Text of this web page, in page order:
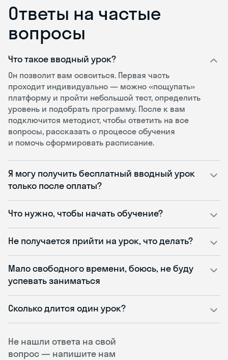
Ответы на частые
вопросы
Не нашли ответа на свой
вопрос — напишите нам
Что такое вводный урок?
Он позволит вам освоиться. Первая часть
проходит индивидуально — можно «пощупать»
платформу и пройти небольшой тест, определить
уровень и подобрать программу. После к вам
подключится методист, чтобы ответить на все
вопросы, рассказать о процессе обучения
и помочь сформировать расписание.
Я могу получить бесплатный вводный урок
только после оплаты?
Что нужно, чтобы начать обучение?
Не получается прийти на урок, что делать?
Мало свободного времени, боюсь, не буду
успевать заниматься
Сколько длится один урок?